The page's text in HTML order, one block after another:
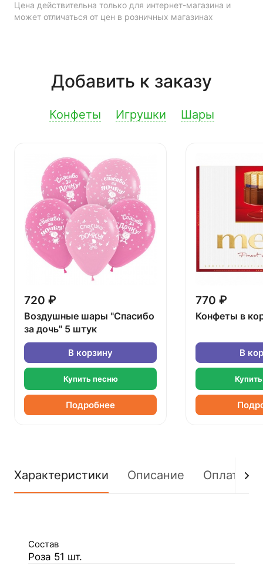
Цена действительна только для интернет-магазина и
может отличаться от цен в розничных магазинах
Добавить к заказу
Конфеты Игрушки Шары
720 ₽
Воздушные шары "Спасибо
за дочь" 5 штук
В корзину
Купить песню
Подробнее
770 ₽
Конфеты в
В
Характеристики Описание Оплата
Состав
Роза 51 шт.